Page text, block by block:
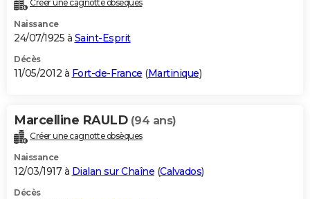
Créer une cagnotte obsèques
Naissance
24/07/1925 à Saint-Esprit
Décès
11/05/2012 à Fort-de-France (Martinique)
Marcelline RAULD (94 ans)
Créer une cagnotte obsèques
Naissance
12/03/1917 à Dialan sur Chaîne (Calvados)
Décès